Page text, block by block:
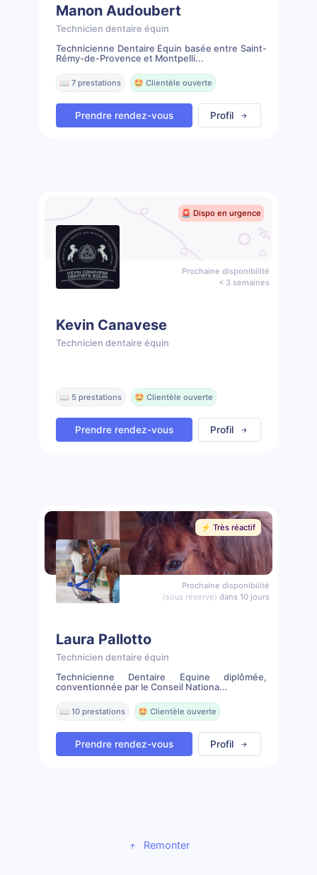
Manon Audoubert
Technicien dentaire équin
Technicienne Dentaire Équin basée entre Saint-
Rémy-de-Provence et Montpelli...
📖 7 prestations 🤩 Clientèle ouverte
Prendre rendez-vous Profil
🚨 Dispo en urgence
Prochaine disponibilité
< 3 semaines
Kevin Canavese
Technicien dentaire équin
📖 5 prestations 🤩 Clientèle ouverte
Prendre rendez-vous Profil
⚡️ Très réactif
Prochaine disponibilité
(sous réserve) dans 10 jours
Laura Pallotto
Technicien dentaire équin
Technicienne Dentaire Équine diplômée,
conventionnée par le Conseil Nationa...
📖 10 prestations 🤩 Clientèle ouverte
Prendre rendez-vous Profil
Remonter